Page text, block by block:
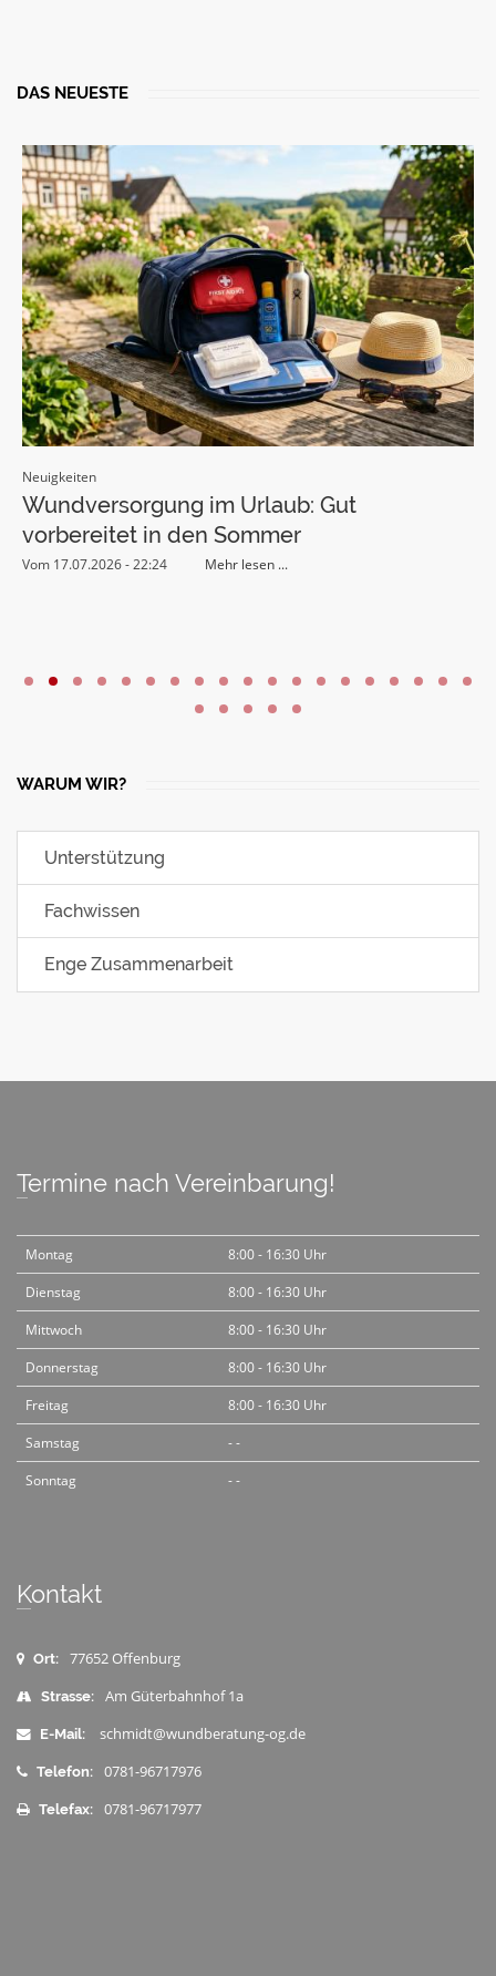
DAS NEUESTE
Neuigkeiten
Wundversorgung im Urlaub: Gut
vorbereitet in den Sommer
Vom 17.07.2026 - 22:24 Mehr lesen ...
WARUM WIR?
Unterstützung
Fachwissen
Enge Zusammenarbeit
Termine nach Vereinbarung!
Montag
8:00 - 16:30 Uhr
Dienstag
8:00 - 16:30 Uhr
Mittwoch
8:00 - 16:30 Uhr
Donnerstag
8:00 - 16:30 Uhr
Freitag
8:00 - 16:30 Uhr
Samstag
- -
Sonntag
- -
Kontakt
Ort: 77652 Offenburg
Strasse: Am Güterbahnhof 1a
E-Mail: schmidt@wundberatung-og.de
Telefon: 0781-96717976
Telefax: 0781-96717977